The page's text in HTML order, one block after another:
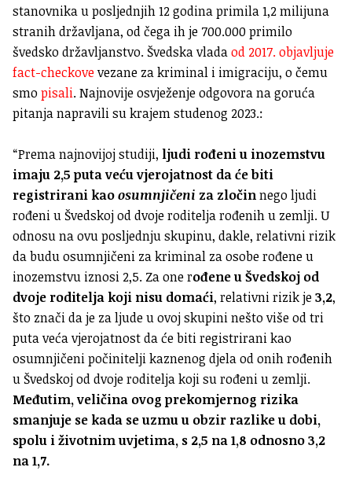
stanovnika u posljednjih 12 godina primila 1,2 milijuna
stranih državljana, od čega ih je 700.000 primilo
švedsko državljanstvo. Švedska vladaod 2017. objavljuje
fact-checkovevezane za kriminal i imigraciju, o čemu
smopisali. Najnovije osvježenje odgovora na goruća
pitanja napravili su krajem studenog 2023.:
“Prema najnovijoj studiji, ljudi rođeni u inozemstvu
imaju 2,5 puta veću vjerojatnost da će biti
registrirani kaoosumnjičeni za zločinnego ljudi
rođeni u Švedskoj od dvoje roditelja rođenih u zemlji. U
odnosu na ovu posljednju skupinu, dakle, relativni rizik
da budu osumnjičeni za kriminal za osobe rođene u
inozemstvu iznosi 2,5. Za one rođene u Švedskoj od
dvoje roditelja koji nisu domaći, relativni rizik je3,2,
što znači da je za ljude u ovoj skupini nešto više od tri
puta veća vjerojatnost da će biti registrirani kao
osumnjičeni počinitelji kaznenog djela od onih rođenih
u Švedskoj od dvoje roditelja koji su rođeni u zemlji.
Međutim, veličina ovog prekomjernog rizika
smanjuje se kada se uzmu u obzir razlike u dobi,
spolu i životnim uvjetima, s 2,5 na 1,8 odnosno 3,2
na 1,7.